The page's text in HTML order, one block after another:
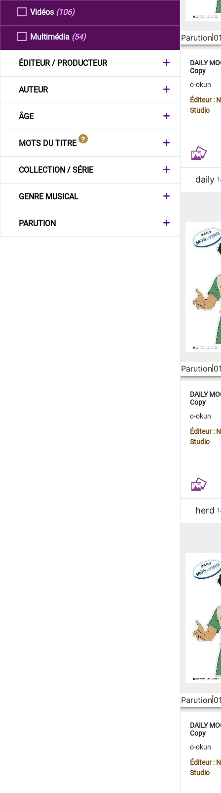
Vidéos (106)
Multimédia (54)
ÉDITEUR / PRODUCTEUR
AUTEUR
ÂGE
MOTS DU TITRE
COLLECTION / SÉRIE
GENRE MUSICAL
PARUTION
Parution
DAILY
Copy
o-okun
Éditeur :
Studio
daily
Parution
DAILY
Copy
o-okun
Éditeur :
Studio
herd
Parution
DAILY
Copy
o-okun
Éditeur :
Studio